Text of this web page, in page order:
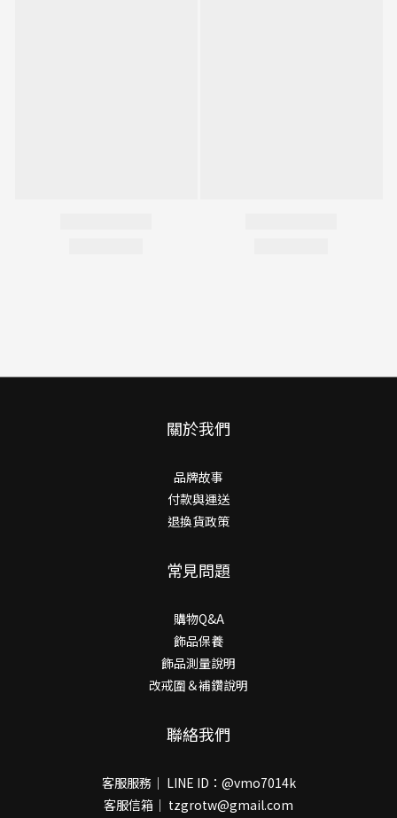
關於我們
品牌故事
付款與運送
退換貨政策
常見問題
購物Q&A
飾品保養
飾品測量說明
改戒圍＆補鑽說明
聯絡我們
客服服務｜ LINE ID：@vmo7014k
客服信箱｜ tzgrotw@gmail.com